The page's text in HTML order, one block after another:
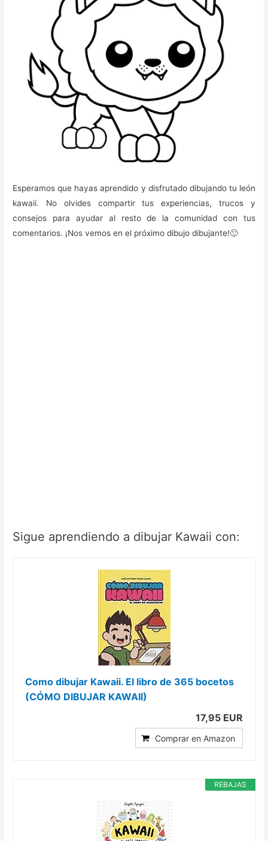
Esperamos que hayas aprendido y disfrutado dibujando tu león
kawaii. No olvides compartir tus experiencias, trucos y
consejos para ayudar al resto de la comunidad con tus
comentarios. ¡Nos vemos en el próximo dibujo dibujante!🙂
Sigue aprendiendo a dibujar Kawaii con:
Como dibujar Kawaii. El libro de 365 bocetos
(CÓMO DIBUJAR KAWAII)
17,95 EUR
Comprar en Amazon
REBAJAS